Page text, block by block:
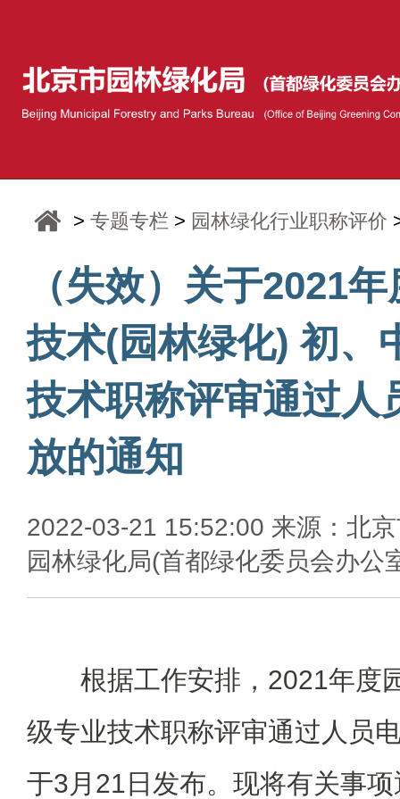
>专题专栏 > 园林绿化行业职称评价
（失效）关于2021
技术(园林绿化) 初、
技术职称评审通过人
放的通知
2022-03-21 15:52:00 来源：北
园林绿化局(首都绿化委员会办公
根据工作安排，2021年度
级专业技术职称评审通过人员
于3月21日发布。现将有关事